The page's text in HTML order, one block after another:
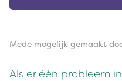
Mede mogelijk gemaakt
Als er één probleem